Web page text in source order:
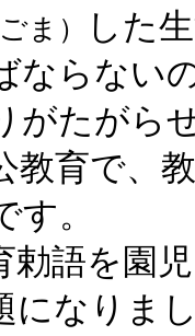
ま）
した
ならない
たがら
教育で、
。
語を園
になりま